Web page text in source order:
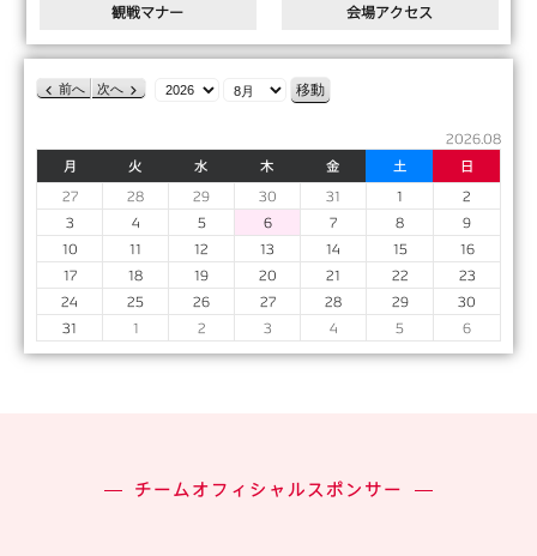
観戦マナー 会場アクセス
前へ 次へ 年 月
2026.08
月
曜
日
火
曜
日
水
曜
日
木
曜
日
金
曜
日
土
曜
日
日
曜
日
272026-
07-
27
28
07-
28
29
07-
29
30
07-
30
31
07-
31
1
08-
01
2
08-
02
3
08-
03
4
08-
04
5
08-
05
62026-
08-
06
7
08-
07
8
08-
08
9
08-
09
10
08-
10
11
08-
11
12
08-
12
13
08-
13
14
08-
14
15
08-
15
162026-
08-
16
172026-
08-
17
18
08-
18
19
08-
19
20
08-
20
21
08-
21
22
08-
22
23
08-
23
24
08-
24
25
08-
25
26
08-
26
272026-
08-
27
28
08-
28
292026-
08-
29
30
08-
30
31
08-
31
1
09-
01
2
09-
02
3
09-
03
4
09-
04
5
09-
05
6
09-
06
チームオフィシャルスポンサー